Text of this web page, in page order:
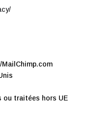
ou traitées hors UE